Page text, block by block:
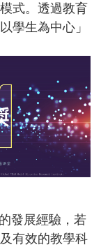
式。透過教育
學生為中心」
發展經驗，若
有效的教學科